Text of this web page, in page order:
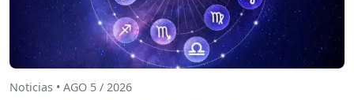
Noticias • AGO 5 / 2026